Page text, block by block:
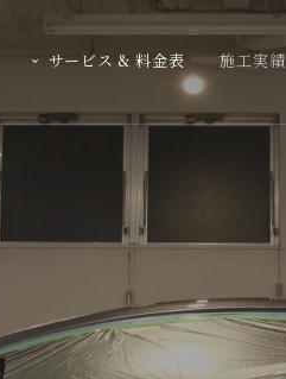
サービス & 料金表 施工実績